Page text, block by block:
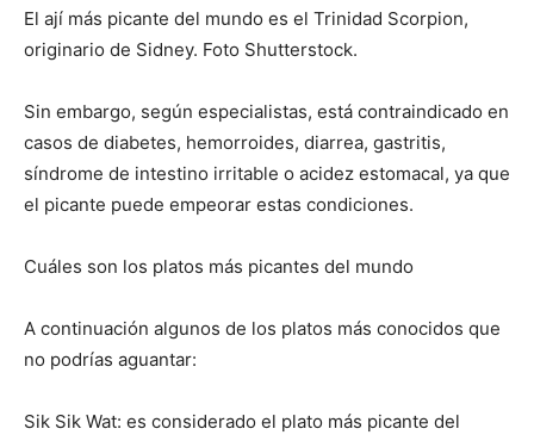
El ají más picante del mundo es el Trinidad Scorpion,
originario de Sidney. Foto Shutterstock.
Sin embargo, según especialistas, está contraindicado en
casos de diabetes, hemorroides, diarrea, gastritis,
síndrome de intestino irritable o acidez estomacal, ya que
el picante puede empeorar estas condiciones.
Cuáles son los platos más picantes del mundo
A continuación algunos de los platos más conocidos que
no podrías aguantar:
Sik Sik Wat: es considerado el plato más picante del